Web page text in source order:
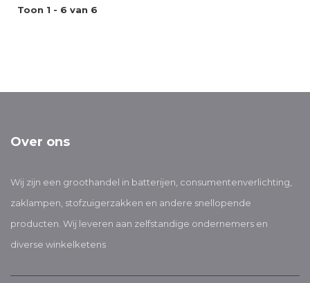
Toon 1 - 6 van 6
Over ons
Wij zijn een groothandel in batterijen, consumentenverlichting,
zaklampen, stofzuigerzakken en andere snellopende
producten. Wij leveren aan zelfstandige ondernemers en
diverse winkelketens